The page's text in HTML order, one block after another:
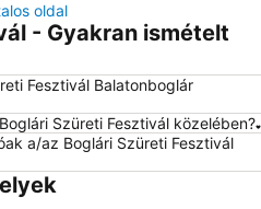
oldal
- Gyakran ismételt
Fesztivál Balatonboglár
Szüreti Fesztivál közelében?
a/az Boglári Szüreti Fesztivál